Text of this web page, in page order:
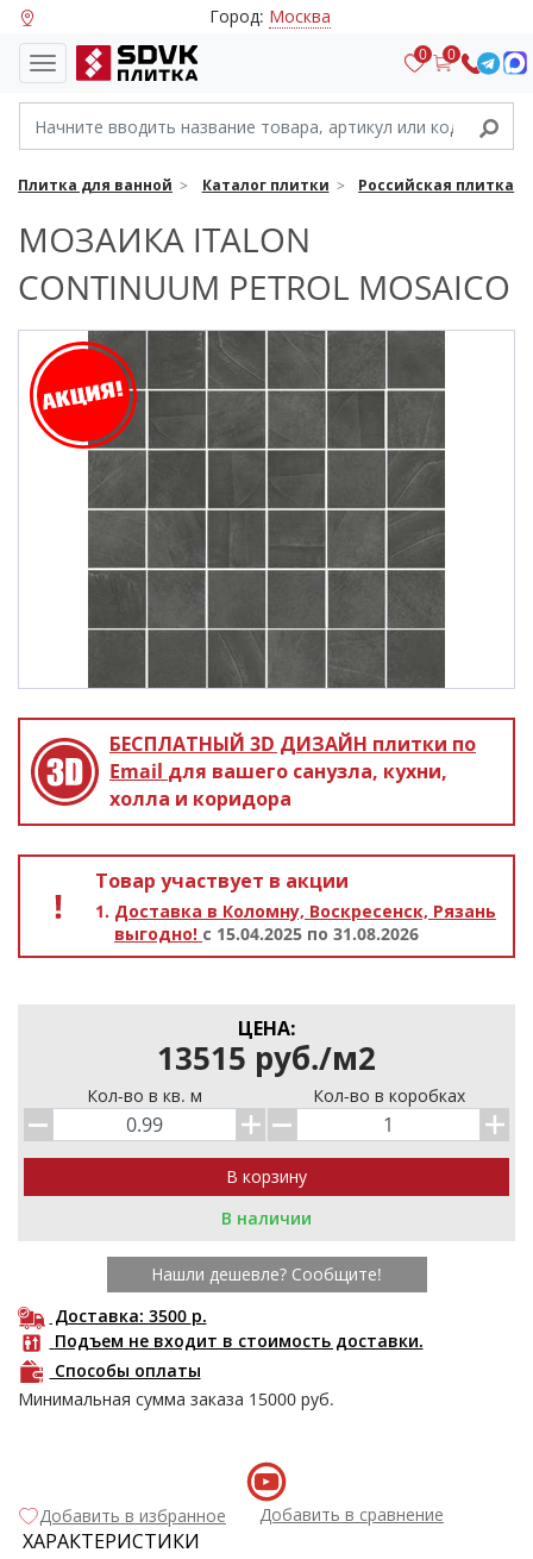
Город: Москва
0 0
Плитка для ванной Каталог плитки Российская плитка
МОЗАИКА ITALON
CONTINUUM PETROL MOSAICO
БЕСПЛАТНЫЙ 3D ДИЗАЙН плитки по
Email для вашего санузла, кухни,
холла и коридора
Товар участвует в акции
Доставка в Коломну, Воскресенск, Рязань
выгодно! с 15.04.2025 по 31.08.2026
Добавить в избранное Добавить в сравнение
ХАРАКТЕРИСТИКИ
ЦЕНА:
13515 руб./м2
Кол-во в кв. м Кол-во в коробках
В наличии
Нашли дешевле? Сообщите!
Доставка: 3500 р.
Подъем не входит в стоимость доставки.
Способы оплаты
Минимальная сумма заказа 15000 руб.